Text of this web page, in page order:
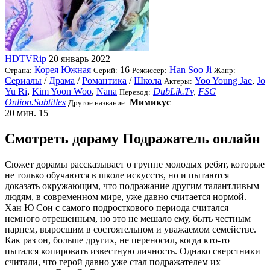
HDTVRip 20 январь 2022
Страна: Корея Южная Серий: 16 Режиссер: Han Soo Ji Жанр:
Сериалы / Драма /Романтика /Школа Актеры: Yoo Young Jae, Jo
Yu Ri, Kim Yoon Woo, Nana Перевод: DubLik.Tv, FSG
Onlion.Subtitles Другое название: Мимикус
20 мин. 15+
Смотреть дораму Подражатель онлайн
Сюжет дорамы рассказывает о группе молодых ребят, которые
не только обучаются в школе искусств, но и пытаются
доказать окружающим, что подражание другим талантливым
людям, в современном мире, уже давно считается нормой.
Хан Ю Сон с самого подросткового периода считался
немного отрешенным, но это не мешало ему, быть честным
парнем, выросшим в состоятельном и уважаемом семействе.
Как раз он, больше других, не переносил, когда кто-то
пытался копировать известную личность. Однако сверстники
считали, что герой давно уже стал подражателем их